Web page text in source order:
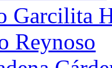
Garcilita
Reynoso